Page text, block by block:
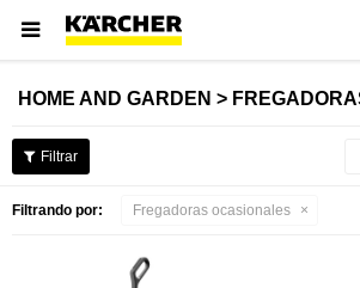

HOME AND GARDEN >
Filtrando por: Fregadoras ocasionales